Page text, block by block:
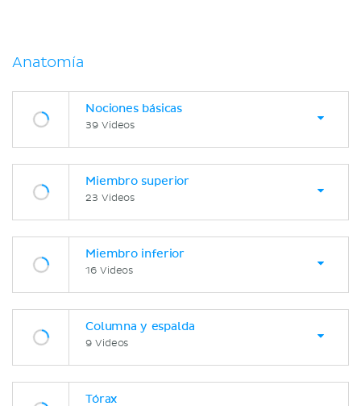
Anatomía
Nociones básicas
39 Videos
Miembro superior
23 Videos
Miembro inferior
16 Videos
Columna y espalda
9 Videos
Tórax